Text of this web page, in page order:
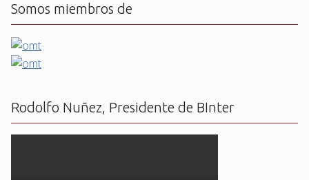
Somos miembros de
Rodolfo Nuñez, Presidente de BInter